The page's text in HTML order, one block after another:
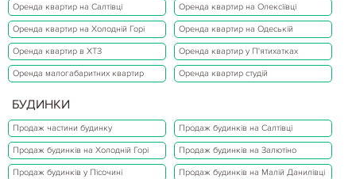
Оренда квартир на Салтівці Оренда квартир на Олексіївці
Оренда квартир на Холодній Горі Оренда квартир на Одеській
Оренда квартир в ХТЗ Оренда квартир у П'ятихатках
Оренда малогабаритних квартир Оренда квартир студій
БУДИНКИ
Продаж частини будинку Продаж будинків на Салтівці
Продаж будинків на Холодній Горі Продаж будинків на Залютіно
Продаж будинків у Пісочині Продаж будинків на Малій Данилівці